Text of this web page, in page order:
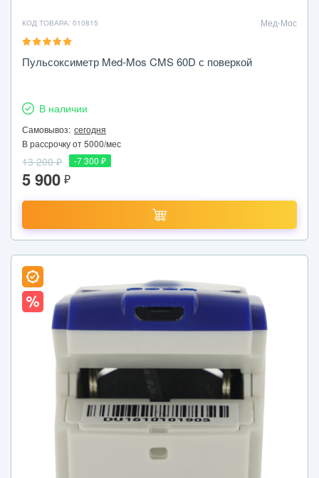
КОД ТОВАРА: 010815 Мед-Мос
Пульсоксиметр Med-Mos CMS 60D с поверкой
В наличии
Самовывоз: сегодня
В рассрочку от 5000/мес
13 200 ₽ -7 300 ₽
5 900 ₽